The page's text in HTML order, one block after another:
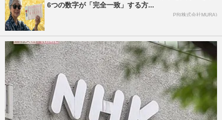
6つの数字が「完全一致」する方...
PR(株式会社MURA)